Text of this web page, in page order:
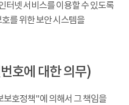
터넷 서비스를 이용할 수 있도록
를 위한 보안 시스템을
호에 대한 의무)
호정책"에 의해서 그 책임을